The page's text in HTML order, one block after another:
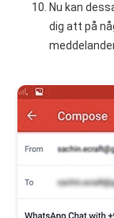
Nu kan
dig att på